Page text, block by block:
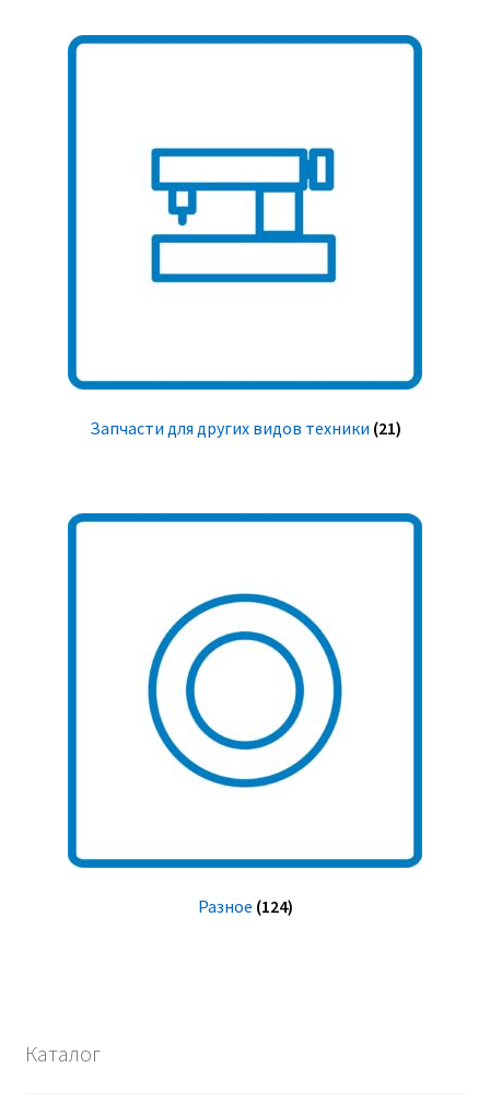
Запчасти для других видов техники (21)
Разное (124)
Каталог